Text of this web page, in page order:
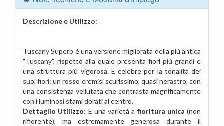
Descrizione e Utilizzo:
Tuscany Superb è una versione migliorata della più antica
"Tuscany", rispetto alla quale presenta fiori più grandi e
una struttura più vigorosa. È celebre per la tonalità dei
suoi fiori: un rosso cremisi scurissimo, quasi nerastro, con
una consistenza vellutata che contrasta magnificamente
con i luminosi stami dorati al centro.
Dettaglio Utilizzo: È una varietà a fioritura unica (non
rifiorente), ma estremamente generosa durante il